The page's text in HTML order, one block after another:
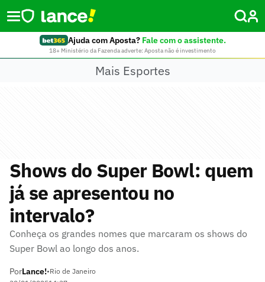
Ajuda com Aposta? Fale com o assistente.
18+ Ministério da Fazenda adverte: Aposta não é investimento
Mais Esportes
Shows do Super Bowl: quem
já se apresentou no
intervalo?
Conheça os grandes nomes que marcaram os shows do
Super Bowl ao longo dos anos.
PorLance!•Rio de Janeiro